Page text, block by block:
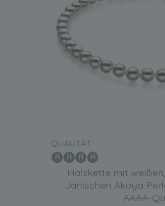
QUALITÄT:
Halskette mit
Janischen Akoya
AAAA-